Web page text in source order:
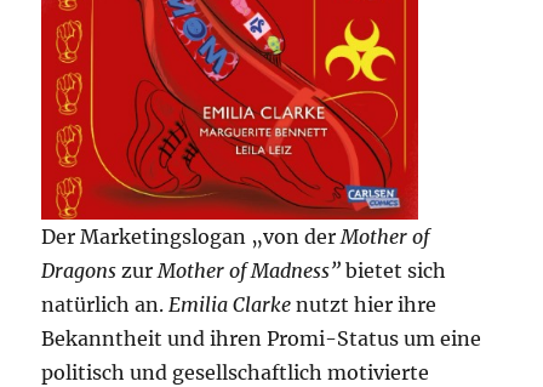
Der Marketingslogan „von derMother of
DragonszurMother of Madness”bietet sich
natürlich an.Emilia Clarke nutzt hier ihre
Bekanntheit und ihren Promi-Status um eine
politisch und gesellschaftlich motivierte